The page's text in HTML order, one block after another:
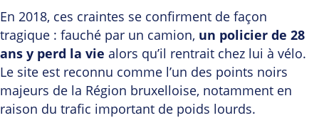
En 2018, ces craintes se confirment de façon
tragique : fauché par un camion, un policier de 28
ans y perd la vie alors qu’il rentrait chez lui à vélo.
Le site est reconnu comme l’un des points noirs
majeurs de la Région bruxelloise, notamment en
raison du trafic important de poids lourds.